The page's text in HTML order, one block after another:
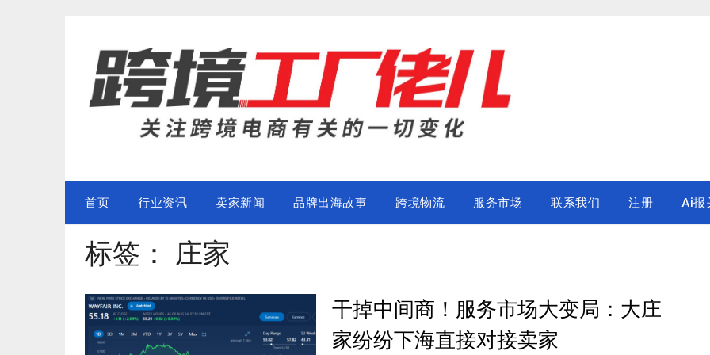
首页 行业资讯 卖家新闻 品牌出海故事 跨境物流 服务市场 联系我们 注册 Ai报
标签： 庄家
干掉中间商！服务市场大变局：大庄
家纷纷下海直接对接卖家